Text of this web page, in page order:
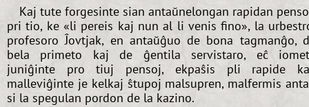
Kaj tute forgesinte sian antaŭnelongan rapidan
pri tio, ke «li pereis kaj nun al li venis fino», la
profesoro Ĵovtjak, en antaŭĝuo de bona tagmanĝo,
bela primeto kaj de ĝentila servistaro, eĉ
juniĝinte pro tiuj pensoj, ekpaŝis pli rapide
malleviĝinte je kelkaj ŝtupoj malsupren, malfermis
si la spegulan pordon de la kazino.